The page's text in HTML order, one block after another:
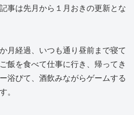
事は先月から１月おきの更新とな
月経過、いつも通り昼前まで寝て
飯を食べて仕事に行き、帰ってき
浴びて、酒飲みながらゲームする
。